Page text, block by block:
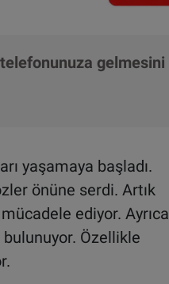
gelmesini
yaşamaya başladı.
önüne serdi. Artık
ediyor. Ayrıca
Özellikle